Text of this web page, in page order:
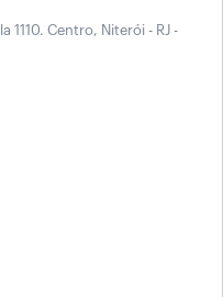
1110. Centro, Niterói - RJ -